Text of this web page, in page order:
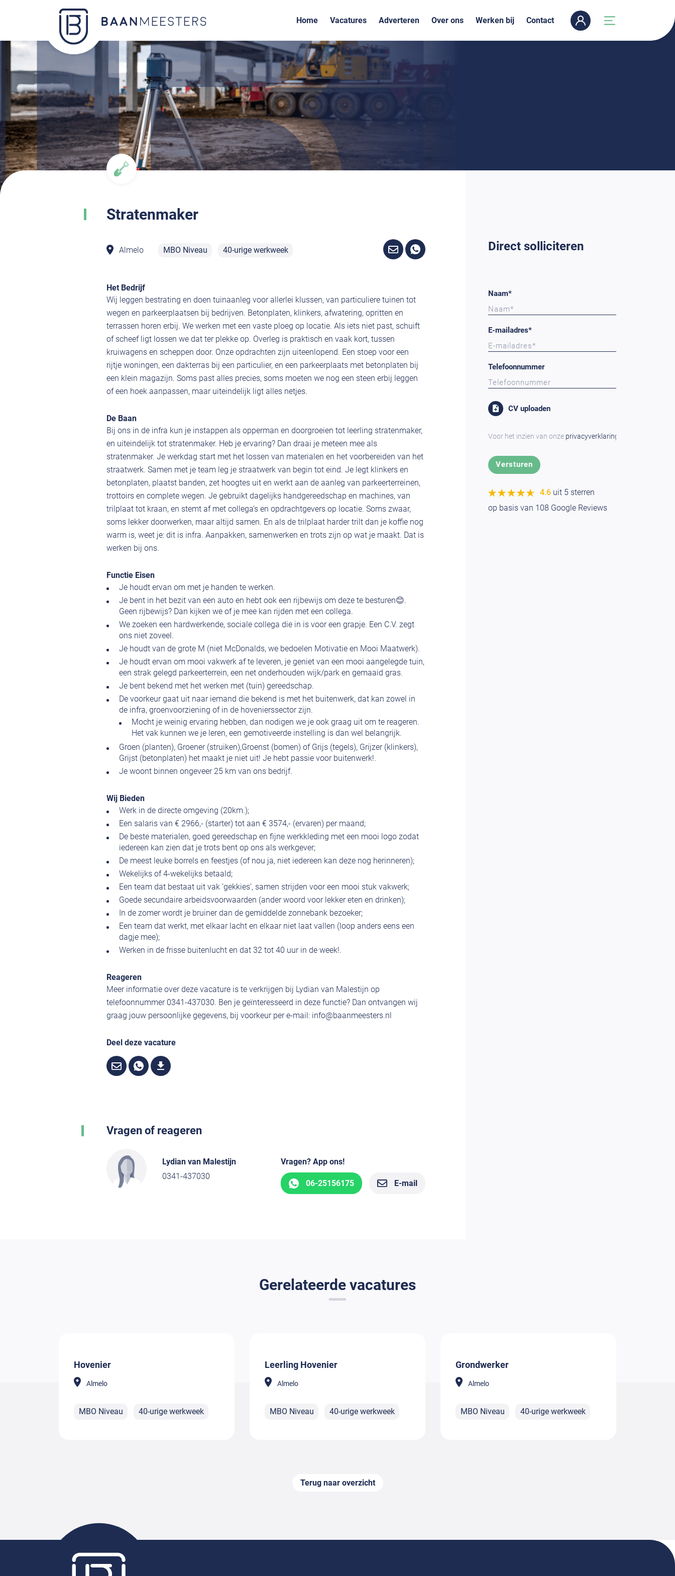
Home Vacatures Adverteren Over ons Werken bij Contact
Stratenmaker
Almelo MBO Niveau 40-urige werkweek
Het Bedrijf
Wij leggen bestrating en doen tuinaanleg voor allerlei klussen, van particuliere tuinen tot
wegen en parkeerplaatsen bij bedrijven. Betonplaten, klinkers, afwatering, opritten en
terrassen horen erbij. We werken met een vaste ploeg op locatie. Als iets niet past, schuift
of scheef ligt lossen we dat ter plekke op. Overleg is praktisch en vaak kort, tussen
kruiwagens en scheppen door. Onze opdrachten zijn uiteenlopend. Een stoep voor een
rijtje woningen, een dakterras bij een particulier, en een parkeerplaats met betonplaten bij
een klein magazijn. Soms past alles precies, soms moeten we nog een steen erbij leggen
of een hoek aanpassen, maar uiteindelijk ligt alles netjes.
De Baan
Bij ons in de infra kun je instappen als opperman en doorgroeien tot leerling stratenmaker,
en uiteindelijk tot stratenmaker. Heb je ervaring? Dan draai je meteen mee als
stratenmaker. Je werkdag start met het lossen van materialen en het voorbereiden van het
straatwerk. Samen met je team leg je straatwerk van begin tot eind. Je legt klinkers en
betonplaten, plaatst banden, zet hoogtes uit en werkt aan de aanleg van parkeerterreinen,
trottoirs en complete wegen. Je gebruikt dagelijks handgereedschap en machines, van
trilplaat tot kraan, en stemt af met collega’s en opdrachtgevers op locatie. Soms zwaar,
soms lekker doorwerken, maar altijd samen. En als de trilplaat harder trilt dan je koffie nog
warm is, weet je: dit is infra. Aanpakken, samenwerken en trots zijn op wat je maakt. Dat is
werken bij ons.
Functie Eisen
Je houdt ervan om met je handen te werken.
Je bent in het bezit van een auto en hebt ook een rijbewijs om deze te besturen😊.
Geen rijbewijs? Dan kijken we of je mee kan rijden met een collega.
We zoeken een hardwerkende, sociale collega die in is voor een grapje. Een C.V. zegt
ons niet zoveel.
Je houdt van de grote M (niet McDonalds, we bedoelen Motivatie en Mooi Maatwerk).
Je houdt ervan om mooi vakwerk af te leveren, je geniet van een mooi aangelegde tuin,
een strak gelegd parkeerterrein, een net onderhouden wijk/park en gemaaid gras.
Je bent bekend met het werken met (tuin) gereedschap.
De voorkeur gaat uit naar iemand die bekend is met het buitenwerk, dat kan zowel in
de infra, groenvoorziening of in de hovenierssector zijn.
Mocht je weinig ervaring hebben, dan nodigen we je ook graag uit om te reageren.
Het vak kunnen we je leren, een gemotiveerde instelling is dan wel belangrijk.
Groen (planten), Groener (struiken),Groenst (bomen) of Grijs (tegels), Grijzer (klinkers),
Grijst (betonplaten) het maakt je niet uit! Je hebt passie voor buitenwerk!.
Je woont binnen ongeveer 25 km van ons bedrijf.
Wij Bieden
Werk in de directe omgeving (20km.);
Een salaris van € 2966,- (starter) tot aan € 3574,- (ervaren) per maand;
De beste materialen, goed gereedschap en fijne werkkleding met een mooi logo zodat
iedereen kan zien dat je trots bent op ons als werkgever;
De meest leuke borrels en feestjes (of nou ja, niet iedereen kan deze nog herinneren);
Wekelijks of 4-wekelijks betaald;
Een team dat bestaat uit vak ‘gekkies’, samen strijden voor een mooi stuk vakwerk;
Goede secundaire arbeidsvoorwaarden (ander woord voor lekker eten en drinken);
In de zomer wordt je bruiner dan de gemiddelde zonnebank bezoeker;
Een team dat werkt, met elkaar lacht en elkaar niet laat vallen (loop anders eens een
dagje mee);
Werken in de frisse buitenlucht en dat 32 tot 40 uur in de week!.
Reageren
Meer informatie over deze vacature is te verkrijgen bij Lydian van Malestijn op
telefoonnummer 0341-437030. Ben je geïnteresseerd in deze functie? Dan ontvangen wij
graag jouw persoonlijke gegevens, bij voorkeur per e-mail: info@baanmeesters.nl
Deel deze vacature
Vragen of reageren
Lydian van Malestijn
0341-437030
Vragen? App ons!
06-25156175 E-mail
Direct solliciteren
Naam*
E-mailadres*
Telefoonnummer
CV uploaden
Voor het inzien van onze privacyverklaring
★★★★★
★★★★★ 4.6 uit 5 sterren
op basis van 108 Google Reviews
Gerelateerde vacatures
Hovenier
Almelo
MBO Niveau 40-urige werkweek
Leerling Hovenier
Almelo
MBO Niveau 40-urige werkweek
Grondwerker
Almelo
MBO Niveau 40-urige werkweek
Terug naar overzicht